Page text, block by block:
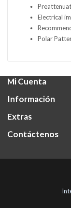
Electrical
Polar
Mi Cuenta
Información
Extras
Contáctenos